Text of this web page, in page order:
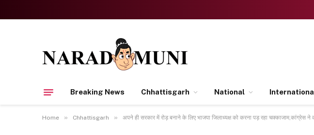
Breaking News Chhattisgarh National
Home » Chhattisgarh » अपने ही सरकार में रोड़ बनाने के लिए भाजपा जिलाध्यक्ष को करना पड़ रहा चक्काजाम,कांग्रेस